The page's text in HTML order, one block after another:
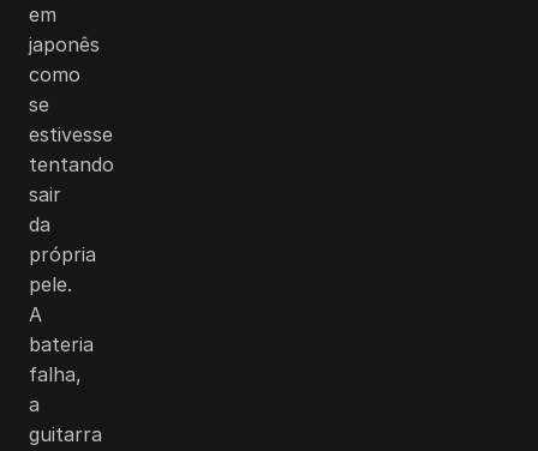
em
japonês
como
se
estivesse
tentando
sair
da
própria
pele.
A
bateria
falha,
a
guitarra